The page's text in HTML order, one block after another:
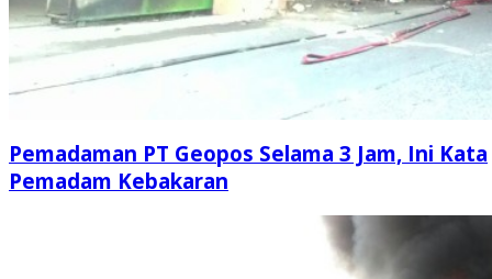
Pemadaman PT Geopos Selama 3 Jam, Ini Kata
Pemadam Kebakaran